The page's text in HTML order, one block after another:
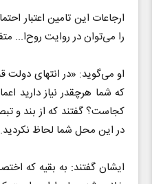
ارجاعات این تامین اعتبار
را می‌توان در روایت روح‌ا...
او می‌گوید: «در انتهای دولت
که شما هرچقدر نیاز دارید
در این محل شما لحاظ
ایشان گفتند: به بقیه که